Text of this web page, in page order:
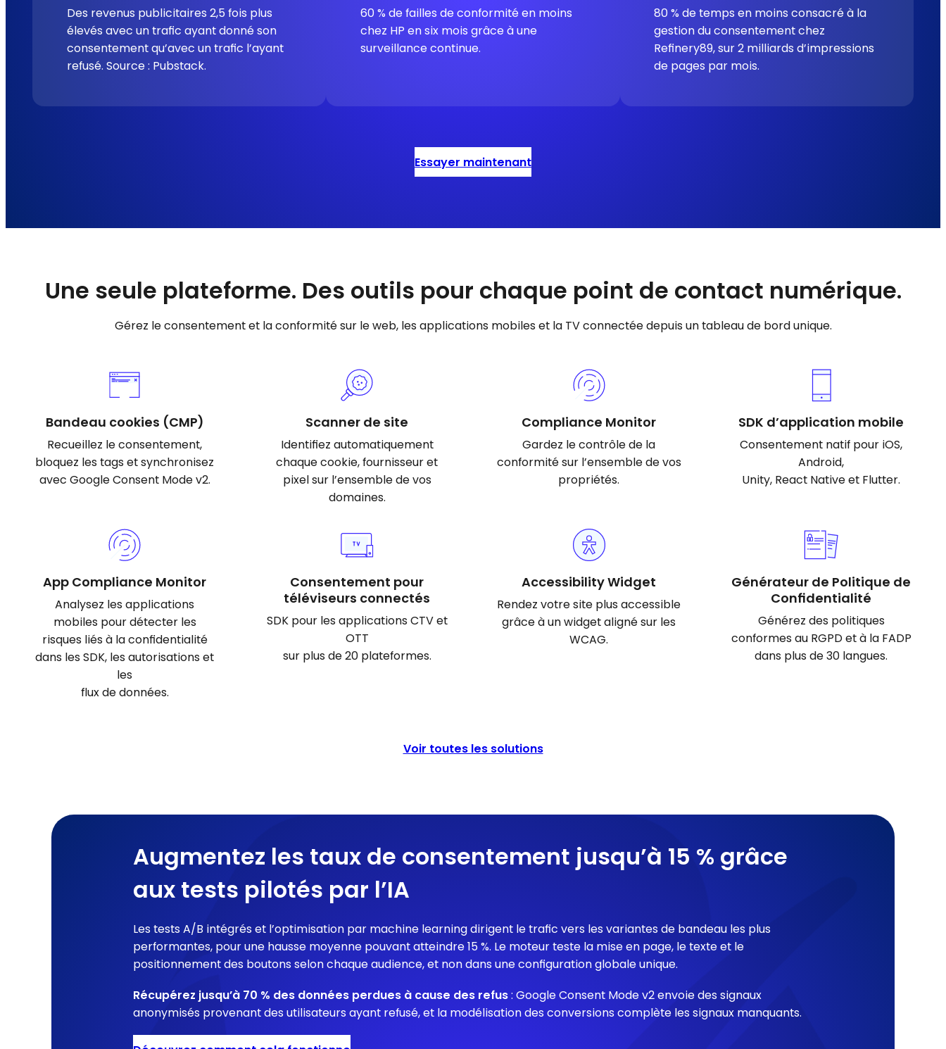
Des revenus publicitaires 2,5 fois plus
élevés avec un trafic ayant donné son
consentement qu’avec un trafic l’ayant
refusé. Source : Pubstack.
60 % de failles de conformité en moins
chez HP en six mois grâce à une
surveillance continue.
80 % de temps en moins consacré à la
gestion du consentement chez
Refinery89, sur 2 milliards d’impressions
de pages par mois.
Essayer maintenant
Une seule plateforme. Des outils pour chaque point de contact numérique.
Gérez le consentement et la conformité sur le web, les applications mobiles et la TV connectée depuis un tableau de bord unique.
Bandeau cookies (CMP)
Recueillez le consentement,
bloquez les tags et synchronisez
avec Google Consent Mode v2.
Scanner de site
Identifiez automatiquement
chaque cookie, fournisseur et
pixel sur l’ensemble de vos
domaines.
Compliance Monitor
Gardez le contrôle de la
conformité sur l’ensemble de vos
propriétés.
SDK d’application mobile
Consentement natif pour iOS,
Android,
Unity, React Native et Flutter.
App Compliance Monitor
Analysez les applications
mobiles pour détecter les
risques liés à la confidentialité
dans les SDK, les autorisations et
les
flux de données.
Consentement pour
téléviseurs connectés
SDK pour les applications CTV et
OTT
sur plus de 20 plateformes.
Accessibility Widget
Rendez votre site plus accessible
grâce à un widget aligné sur les
WCAG.
Générateur de Politique de
Confidentialité
Générez des politiques
conformes au RGPD et à la FADP
dans plus de 30 langues.
Voir toutes les solutions
Augmentez les taux de consentement jusqu’à 15 % grâce
aux tests pilotés par l’IA
Les tests A/B intégrés et l’optimisation par machine learning dirigent le trafic vers les variantes de bandeau les plus
performantes, pour une hausse moyenne pouvant atteindre 15 %. Le moteur teste la mise en page, le texte et le
positionnement des boutons selon chaque audience, et non dans une configuration globale unique.
Récupérez jusqu’à 70 % des données perdues à cause des refus: Google Consent Mode v2 envoie des signaux
anonymisés provenant des utilisateurs ayant refusé, et la modélisation des conversions complète les signaux manquants.